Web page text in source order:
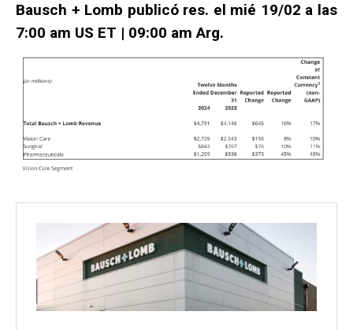
Bausch + Lomb publicó res. el mié 19/02 a las
7:00 am US ET | 09:00 am Arg.